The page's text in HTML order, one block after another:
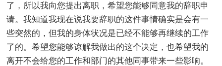
了，所以我向您提出离职，希望您能够同意我的辞职申
请。我知道我现在说我要辞职的这件事情确实是会有一
些突然的，但我的身体状况是已经不能够再继续的工作
了的。希望您能够谅解我做出的这个决定，也希望我的
离开不会给您的工作和部门的其他同事带来一些影响。